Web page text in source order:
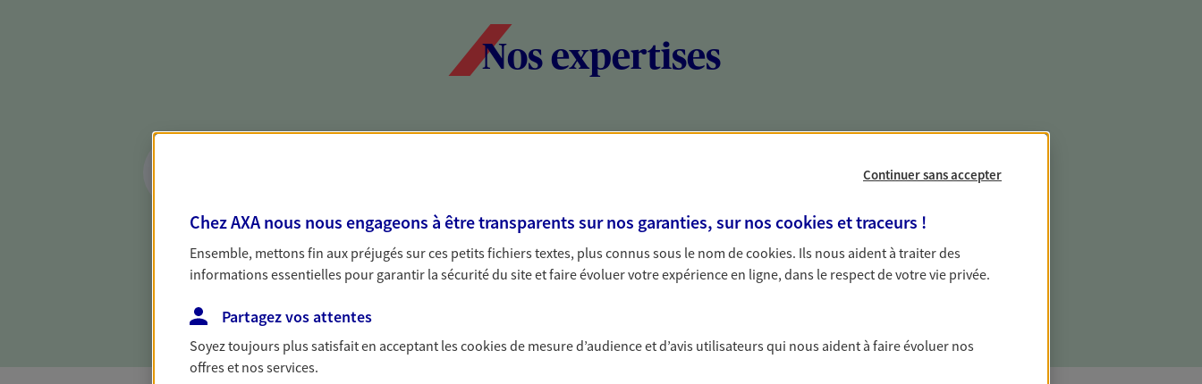
Nos expertises
Parce qu'avant de définir une stratégie, il est nécessaire
d'établir un bon diagnostic, nous vous accompagnons pour
dresser un bilan complet de votre situation. Une analyse
solide pour vous formuler des conseils cohérents avec vos
Nous sommes à votre écoute pour vous proposer des
solutions assurantielles couvrant les risques liés à votre
activité, mais aussi les risques liés à votre vie privée. Un seul
interlocuteur pour tous vos besoins, ça change tout.
Continuer sans accepter
Chez AXA nous nous engageons à être transparents sur nos garanties, sur nos cookies et traceurs !
Ensemble, mettons fin aux préjugés sur ces petits fichiers textes, plus connus sous le nom decookies. Ils nous aident à traiter des
informations essentielles pour garantir la sécurité du site et faire évoluer votre expérience en ligne, dans le respect de votre vie privée.
Partagez vos attentes
Soyez toujours plus satisfait en acceptant lescookiesde mesure d’audience et d’avis utilisateurs qui nous aident à faire évoluer nos
offres et nos services.